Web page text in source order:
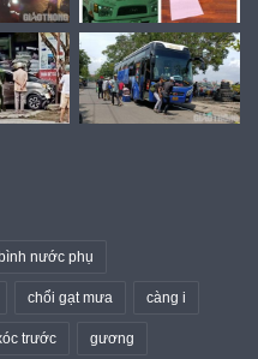
nước phụ
chổi gạt mưa càng i
trước gương